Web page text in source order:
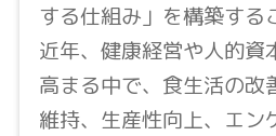
する仕組み」を構築する
近年、健康経営や人的資
高まる中で、食生活の改
維持、生産性向上、エン